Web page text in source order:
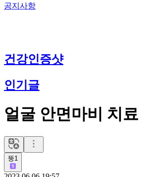
공지사항
건강인증샷
인기글
얼굴 안면마비 치료
뚱1